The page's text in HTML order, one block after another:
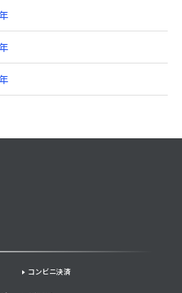
コンビニ決済